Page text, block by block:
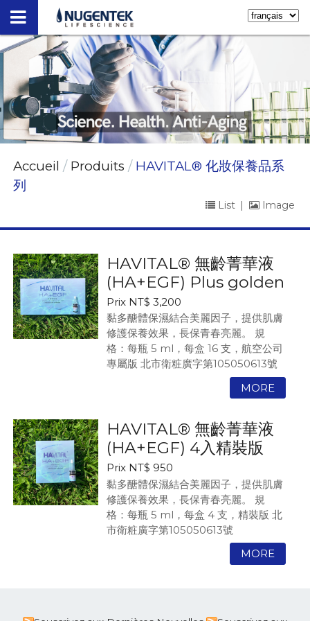
Accueil Produits
HAVITAL® 化妝保養品系
列
List | Image
HAVITAL® 無齡菁華液
(HA+EGF) Plus golden
Prix NT$ 3,200
黏多醣體保濕結合美麗因子，提供肌膚
修護保養效果，長保青春亮麗。 規
格：每瓶 5 ml，每盒 16 支，航空公司
專屬版 北市衛粧廣字第105050613號
HAVITAL® 無齡菁華液
(HA+EGF) 4入精裝版
Prix NT$ 950
黏多醣體保濕結合美麗因子，提供肌膚
修護保養效果，長保青春亮麗。
規
格：每瓶 5 ml，每盒 4 支，精裝版 北
市衛粧廣字第105050613號